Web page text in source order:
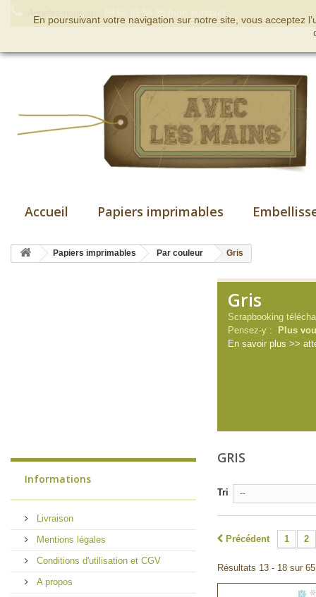
Accueil Papiers imprimables
Papiers imprimables Par couleur Gris
Informations
Livraison
Mentions légales
Conditions d'utilisation et CGV
A propos
Gris
Scrapbooking
Pensez-y :
Plus
En savoir plus >>
GRIS
Tri --
Précédent 1 2
Résultats 13 - 18 sur
En poursuivant votre navigation sur notre site, vous acceptez